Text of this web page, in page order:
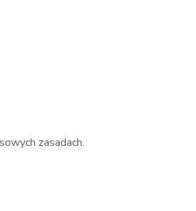
zasadach.